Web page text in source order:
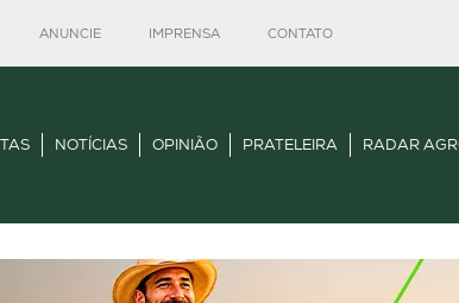
ANUNCIE IMPRENSA CONTATO
NOTÍCIAS OPINIÃO PRATELEIRA RADAR